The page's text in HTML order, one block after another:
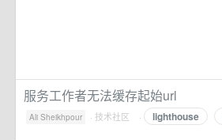
服务工作者无法缓存起始url
Ali Sheikhpour · 技术社区 · lighthouse